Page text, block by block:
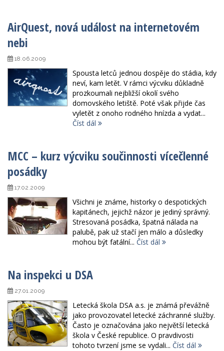
AirQuest, nová událost na internetovém
nebi
18.06.2009
Spousta letců jednou dospěje do stádia, kdy
neví, kam letět. V rámci výcviku důkladně
prozkoumali nejbližší okolí svého
domovského letiště. Poté však přijde čas
vyletět z onoho rodného hnízda a vydat...
Číst dál
MCC – kurz výcviku součinnosti vícečlenné
posádky
17.02.2009
Všichni je známe, historky o despotických
kapitánech, jejichž názor je jediný správný.
Stresovaná posádka, špatná nálada na
palubě, pak už stačí jen málo a důsledky
mohou být fatální... Číst dál
Na inspekci u DSA
27.01.2009
Letecká škola DSA a.s. je známá převážně
jako provozovatel letecké záchranné služby.
Často je označována jako největší letecká
škola v České republice. O pravdivosti
tohoto tvrzení jsme se vydali... Číst dál